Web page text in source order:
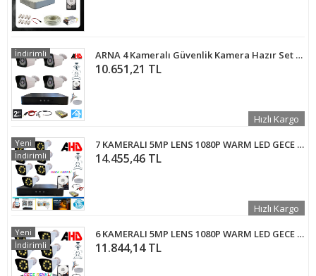
ARNA 4 Kameralı Güvenlik Kamera Hazır Set 4 TB 7/24 HDD - ST4240
10.651,21 TL
İndirimli
Hızlı Kargo
7 KAMERALI 5MP LENS 1080P WARM LED GECE RENKLİ 1 TB HDD DAHİL GÜVENLİK SETİ - 271W
14.455,46 TL
Yeni
İndirimli
Hızlı Kargo
6 KAMERALI 5MP LENS 1080P WARM LED GECE RENKLİ 250 GB HDD DAHİL GÜVENLİK SETİ - 26250W
11.844,14 TL
Yeni
İndirimli